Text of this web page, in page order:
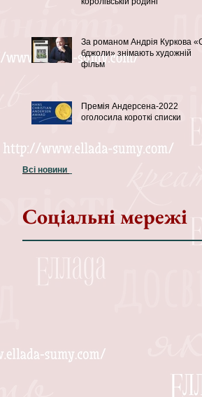
За романом Андрія Куркова
бджоли» знімають художній
фільм
Премія Андерсена-2022
оголосила короткі списки
Всі новини
Соціальні мережі